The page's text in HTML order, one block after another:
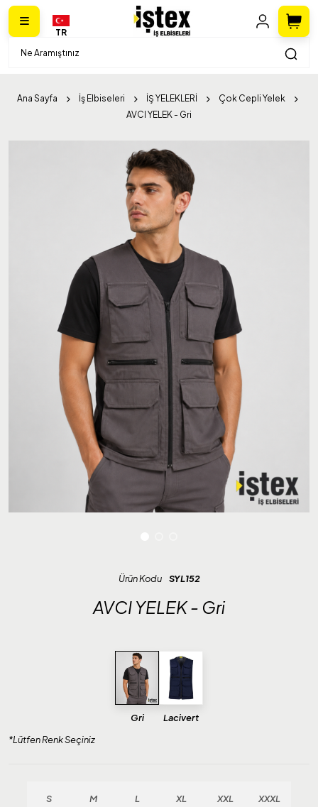
TR
Ana Sayfa İş Elbiseleri İŞ YELEKLERİ
Çok Cepli Yelek
AVCI YELEK - Gri
Ürün Kodu SYL152
AVCI YELEK - Gri
Gri
Lacivert
*Lütfen Renk Seçiniz
S M L XL XXL XXXL